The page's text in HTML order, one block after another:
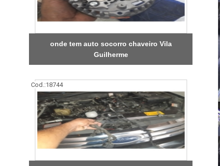
onde tem auto socorro chaveiro Vila
Guilherme
Cod.:18744